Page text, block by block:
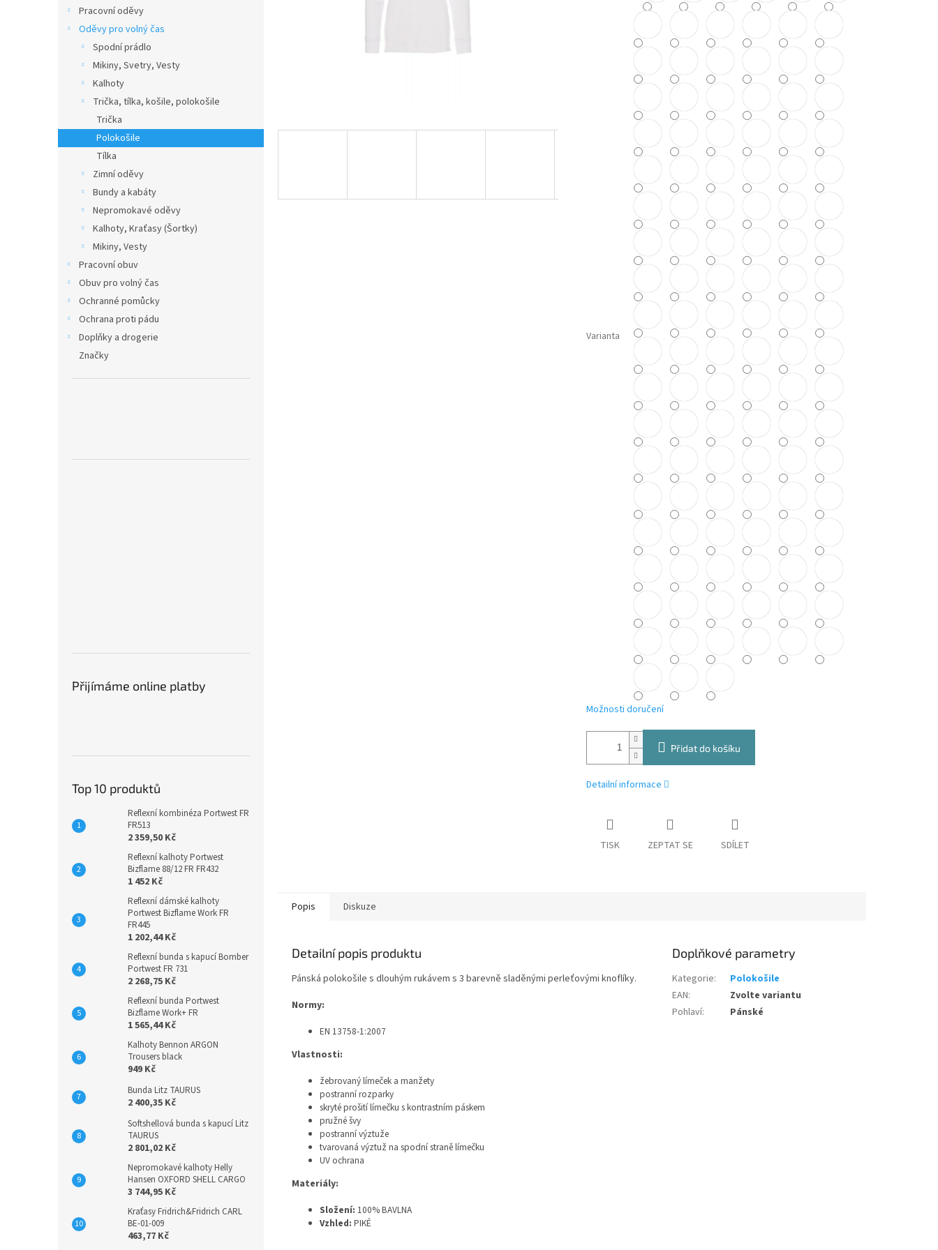
Pracovní oděvy
Oděvy pro volný čas
Spodní prádlo
Mikiny, Svetry, Vesty
Kalhoty
Trička, tílka, košile, polokošile
Trička
Polokošile
Tílka
Zimní oděvy
Bundy a kabáty
Nepromokavé oděvy
Kalhoty, Kraťasy (Šortky)
Mikiny, Vesty
Pracovní obuv
Obuv pro volný čas
Ochranné pomůcky
Ochrana proti pádu
Doplňky a drogerie
Značky
Přijímáme online platby
Top 10 produktů
Reflexní kombinéza Portwest FR
FR513
2 359,50 Kč
Reflexní kalhoty Portwest
Bizflame 88/12 FR FR432
1 452 Kč
Reflexní dámské kalhoty
Portwest Bizflame Work FR
FR445
1 202,44 Kč
Reflexní bunda s kapucí Bomber
Portwest FR 731
2 268,75 Kč
Reflexní bunda Portwest
Bizflame Work+ FR
1 565,44 Kč
Kalhoty Bennon ARGON
Trousers black
949 Kč
Bunda Litz TAURUS
2 400,35 Kč
Softshellová bunda s kapucí Litz
TAURUS
2 801,02 Kč
Nepromokavé kalhoty Helly
Hansen OXFORD SHELL CARGO
3 744,95 Kč
Kraťasy Fridrich&Fridrich CARL
BE-01-009
463,77 Kč
Varianta
Možnosti doručení
Přidat do košíku
Detailní informace
TISK ZEPTAT SE SDÍLET
Popis Diskuze
Detailní popis produktu
Pánská polokošile s dlouhým rukávem s 3 barevně sladěnými perleťovými knoflíky.
Normy:
EN 13758-1:2007
Vlastnosti:
žebrovaný límeček a manžety
postranní rozparky
skryté prošití límečku s kontrastním páskem
pružné švy
postranní výztuže
tvarovaná výztuž na spodní straně límečku
UV ochrana
Materiály:
Složení: 100% BAVLNA
Vzhled: PIKÉ
Doplňkové parametry
Kategorie:
Polokošile
EAN:
Zvolte variantu
Pohlaví: Pánské